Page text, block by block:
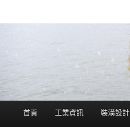
首頁 工業資訊 裝潢設計